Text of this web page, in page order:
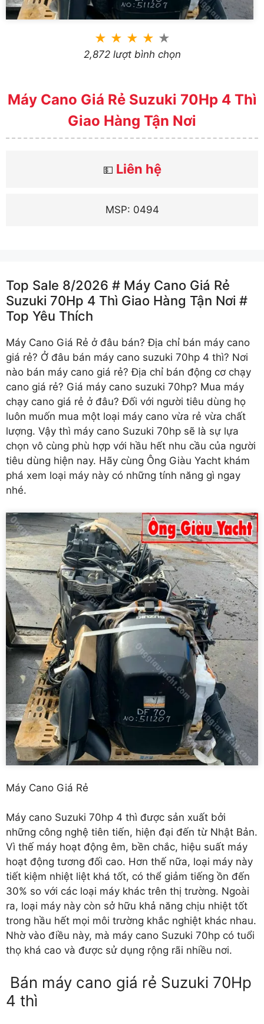
★ ★ ★ ★ ★
2,872 lượt bình chọn
Máy Cano Giá Rẻ Suzuki 70Hp 4 Thì
Giao Hàng Tận Nơi
💵 Liên hệ
MSP: 0494
Top Sale 8/2026 # Máy Cano Giá Rẻ
Suzuki 70Hp 4 Thì Giao Hàng Tận Nơi #
Top Yêu Thích
Máy Cano Giá Rẻ ở đâu bán? Địa chỉ bán máy cano
giá rẻ? Ở đâu bán máy cano suzuki 70hp 4 thì? Nơi
nào bán máy cano giá rẻ? Địa chỉ bán động cơ chạy
cano giá rẻ? Giá máy cano suzuki 70hp? Mua máy
chạy cano giá rẻ ở đâu? Đối với người tiêu dùng họ
luôn muốn mua một loại máy cano vừa rẻ vừa chất
lượng. Vậy thì máy cano Suzuki 70hp sẽ là sự lựa
chọn vô cùng phù hợp với hầu hết nhu cầu của người
tiêu dùng hiện nay. Hãy cùng Ông Giàu Yacht khám
phá xem loại máy này có những tính năng gì ngay
nhé.
Máy Cano Giá Rẻ
Máy cano Suzuki 70hp 4 thì được sản xuất bởi
những công nghệ tiên tiến, hiện đại đến từ Nhật Bản.
Vì thế máy hoạt động êm, bền chắc, hiệu suất máy
hoạt động tương đối cao. Hơn thế nữa, loại máy này
tiết kiệm nhiệt liệt khá tốt, có thể giảm tiếng ồn đến
30% so với các loại máy khác trên thị trường. Ngoài
ra, loại máy này còn sở hữu khả năng chịu nhiệt tốt
trong hầu hết mọi môi trường khắc nghiệt khác nhau.
Nhờ vào điều này, mà máy cano Suzuki 70hp có tuổi
thọ khá cao và được sử dụng rộng rãi nhiều nơi.
Bán máy cano giá rẻ Suzuki 70Hp
4 thì